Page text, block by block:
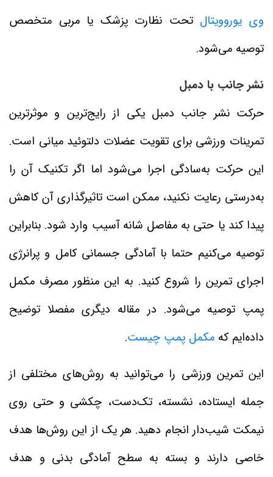
وی یوروویتال تحت نظارت پزشک یا مربی متخصص
توصیه می‌شود.
نشر جانب با دمبل
حرکت نشر جانب دمبل یکی از رایج‌ترین و موثرترین
تمرینات ورزشی برای تقویت عضلات دلتوئید میانی است.
این حرکت به‌سادگی اجرا می‌شود اما اگر تکنیک آن را
به‌درستی رعایت نکنید، ممکن است تاثیرگذاری آن کاهش
پیدا کند یا حتی به مفاصل شانه آسیب وارد شود. بنابراین
توصیه می‌کنیم حتما با آمادگی جسمانی کامل و پرانرژی
اجرای تمرین را شروع کنید. به این منظور مصرف مکمل
پمپ توصیه می‌شود. در مقاله دیگری مفصلا توضیح
داده‌ایم که مکمل پمپ چیست.
این تمرین ورزشی را می‌توانید به روش‌های مختلفی از
جمله ایستاده، نشسته، تک‌دست، چکشی و حتی روی
نیمکت شیب‌دار انجام دهید. هر یک از این روش‌ها هدف
خاصی دارند و بسته به سطح آمادگی بدنی و هدف